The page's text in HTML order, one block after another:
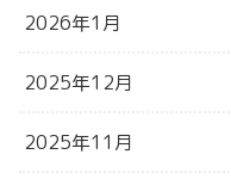
2026年1月
2025年12月
2025年11月